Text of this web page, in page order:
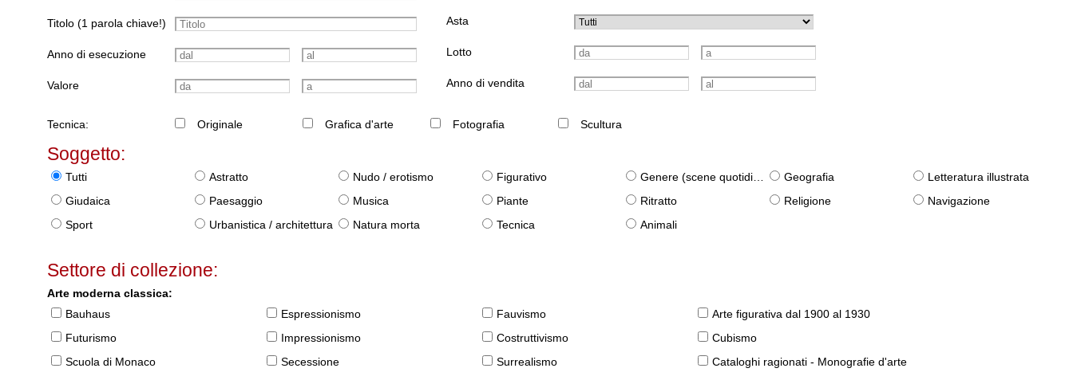
Titolo (1 parola chiave!)
Anno di esecuzione
Valore
Asta
Lotto
Anno di vendita
Tecnica: Originale Grafica d'arte Fotografia Scultura
Soggetto:
Tutti Astratto Nudo / erotismo Figurativo Genere (scene quotidiane) Geografia
Letteratura illustrata
Giudaica
Paesaggio Musica Piante Ritratto Religione
Navigazione
Sport
Urbanistica / architettura Natura morta Tecnica Animali
Settore di collezione:
Arte moderna classica:
Bauhaus
Espressionismo Fauvismo
Arte figurativa dal 1900 al 1930
Futurismo
Impressionismo Costruttivismo
Cubismo
Scuola di Monaco
Secessione Surrealismo Cataloghi ragionati - Monografie d'arte